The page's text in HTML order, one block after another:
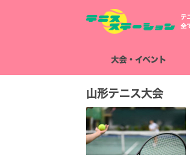
テ
全
大会・イベント
山形テニス大会